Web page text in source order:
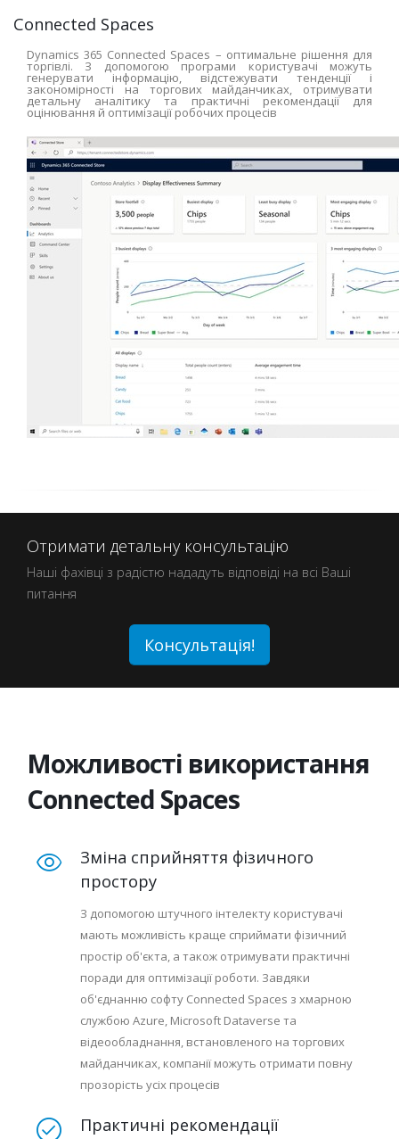
Connected Spaces
Dynamics 365 Connected Spaces – оптимальне рішення для
торгівлі. З допомогою програми користувачі можуть
генерувати інформацію, відстежувати тенденції і
закономірності на торгових майданчиках, отримувати
детальну аналітику та практичні рекомендації для
оцінювання й оптимізації робочих процесів
Отримати детальну консультацію
Наші фахівці з радістю нададуть відповіді на всі Ваші
питання
Консультація!
Можливості використання
Connected Spaces
Зміна сприйняття фізичного
простору
З допомогою штучного інтелекту користувачі
мають можливість краще сприймати фізичний
простір об'єкта, а також отримувати практичні
поради для оптимізації роботи. Завдяки
об'єднанню софту Connected Spaces з хмарною
службою Azure, Microsoft Dataverse та
відеообладнання, встановленого на торгових
майданчиках, компанії можуть отримати повну
прозорість усіх процесів
Практичні рекомендації